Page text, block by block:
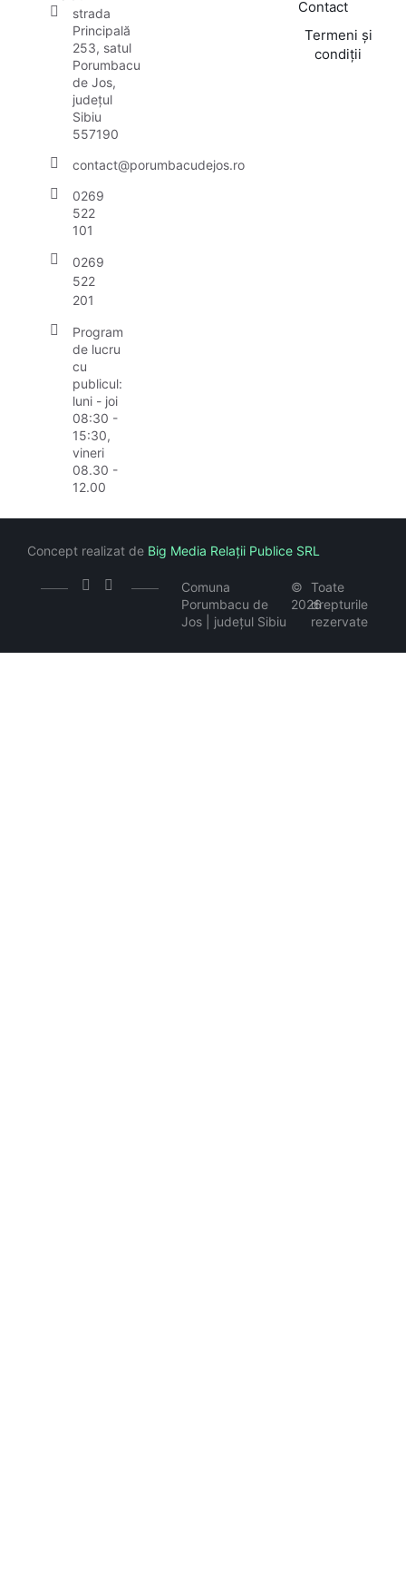
strada
Principală
253, satul
Porumbacu
de Jos,
județul
Sibiu
557190
contact@porumbacudejos.ro
0269
522
101
0269
522
201
Program
de lucru
cu
publicul:
luni - joi
08:30 -
15:30,
vineri
08.30 -
12.00
Contact
Termeni și
condiții
Comuna
Porumbacu de
Jos | județul Sibiu
©
2026
Toate
drepturile
rezervate
Concept realizat de Big Media Relații Publice SRL